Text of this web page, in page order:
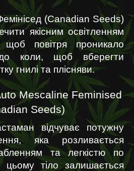
(Canadian Seeds)
якісним освітленням
щоб повітря проникало
до коли, щоб вберегти
гнилі та плісняви.
Mescaline Feminised
Seeds)
відчуває потужну
яка розливається
та легкістю по
цьому тіло залишається